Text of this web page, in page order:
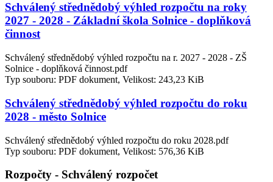
Schválený střednědobý výhled rozpočtu na roky
2027 - 2028 - Základní škola Solnice - doplňková
činnost
Schválený střednědobý výhled rozpočtu na r. 2027 - 2028 - ZŠ
Solnice - doplňková činnost.pdf
Typ souboru: PDF dokument, Velikost: 243,23 KiB
Schválený střednědobý výhled rozpočtu do roku
2028 - město Solnice
Schválený střednědobý výhled rozpočtu do roku 2028.pdf
Typ souboru: PDF dokument, Velikost: 576,36 KiB
Rozpočty - Schválený rozpočet